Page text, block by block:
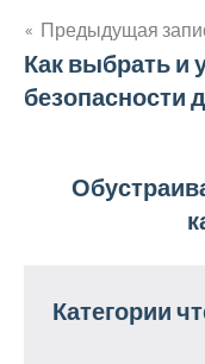
Навигация
по
Предыдущая
Как выбрать и
безопасности
Категории